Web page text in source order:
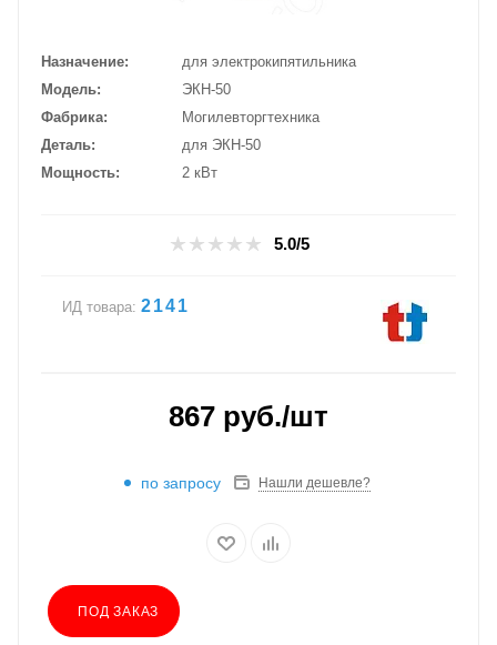
Назначение
для электрокипятильника
Модель
ЭКН-50
Фабрика
Могилевторгтехника
Деталь
для ЭКН-50
Мощность
2 кВт
5.0/5
ИД товара: 2141
867 руб./шт
по запросу Нашли дешевле?
ПОД ЗАКАЗ